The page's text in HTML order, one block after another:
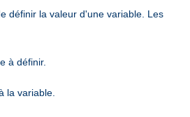
définir la valeur d'une variable. Les
à définir.
la variable.